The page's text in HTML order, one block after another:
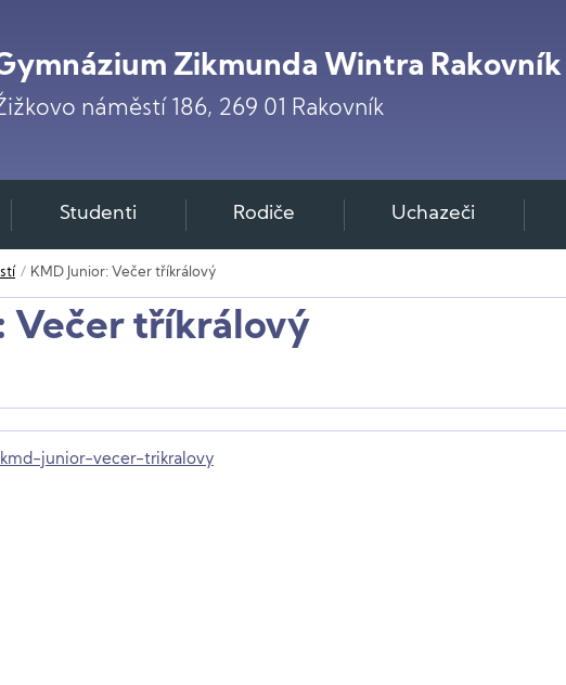
Zikmunda Wintra Rakovník
náměstí 186, 269 01 Rakovník
Studenti Rodiče Uchazeči
KMD Junior: Večer tříkrálový
Večer tříkrálový
junior-vecer-trikralovy